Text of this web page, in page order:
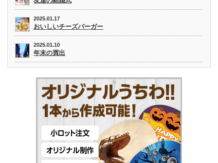
2025.01.17
おいしいチーズバーガー
2025.01.10
年末の買出